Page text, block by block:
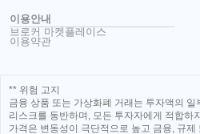
이용안내
브로커 마켓플레이스
이용약관
** 위험 고지
금융 상품 또는 가상화폐 거래는 투자액의
리스크를 동반하며, 모든 투자자에게 적합하
가격은 변동성이 극단적으로 높고 금융, 규